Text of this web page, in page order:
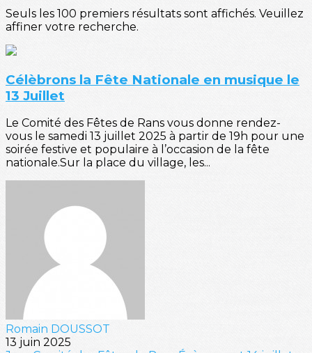
Seuls les 100 premiers résultats sont affichés. Veuillez
affiner votre recherche.
Célèbrons la Fête Nationale en musique le
13 Juillet
Le Comité des Fêtes de Rans vous donne rendez-
vous le samedi 13 juillet 2025 à partir de 19h pour une
soirée festive et populaire à l’occasion de la fête
nationale.Sur la place du village, les...
Romain DOUSSOT
13 juin 2025